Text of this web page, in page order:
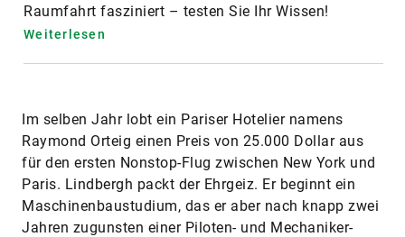
Raumfahrt fasziniert – testen Sie Ihr Wissen!
Weiterlesen
Im selben Jahr lobt ein Pariser Hotelier namens
Raymond Orteig einen Preis von 25.000 Dollar aus
für den ersten Nonstop-Flug zwischen New York und
Paris. Lindbergh packt der Ehrgeiz. Er beginnt ein
Maschinenbaustudium, das er aber nach knapp zwei
Jahren zugunsten einer Piloten- und Mechaniker-